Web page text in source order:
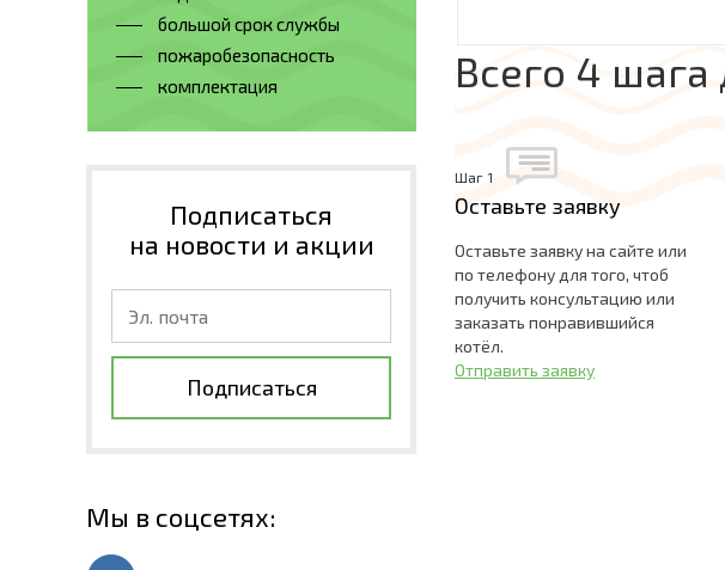
большой срок службы
пожаробезопасность
комплектация
Подписаться
на новости и акции
Подписаться
Мы в соцсетях:
Всего 4 шага
Шаг 1
Оставьте заявку
Оставьте заявку на сайте или
по телефону для того, чтоб
получить консультацию или
заказать понравившийся
котёл.
Отправить заявку